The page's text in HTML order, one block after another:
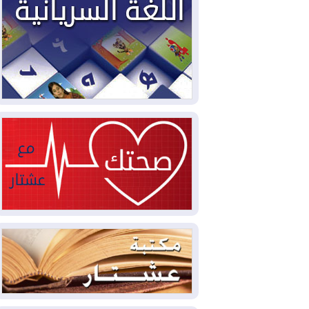
2026-08-02دمشق وعمّان تحذران بغداد:
أي هجوم من أراضي العراق سيواجه برد
2026-08-02ترامب: الولايات المتحدة
وإسرائيل تعلقان شن ضربات على إيران
2026-08-01تقرير: الولايات المتحدة تسحب
منظومة باتريوت الدفاعية من أربيل
2026-08-01النفط: اتفاقية ثلاثية لاستئناف
التصدير عبر جيهان بطاقة 750 ألف برميل
2026-08-01"في أقرب وقت ممكن".. إدارة
ترامب تخطط لشن ضربات جديدة على إيران
2026-07-31أتروشي: قرار السلم والحرب
في العراق "مختطف" وخارج سيطرة
الحكومة